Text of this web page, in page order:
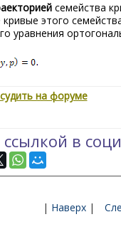
семейства
этого
уравнения
на форуме
в
| Наверх |